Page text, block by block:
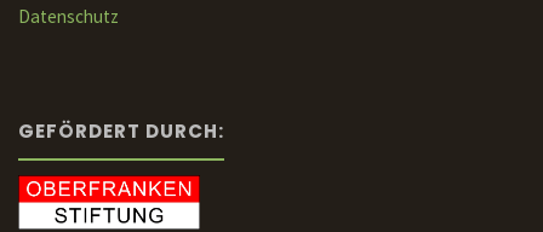
Datenschutz
GEFÖRDERT DURCH: